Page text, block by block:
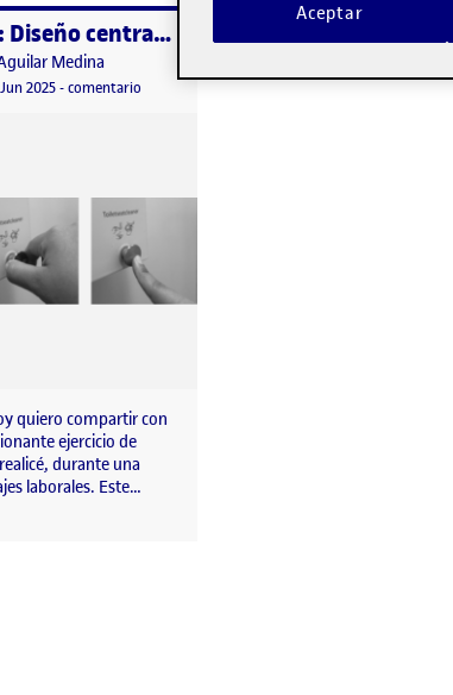
Reto 3: Diseño centrado el usuario – Los objetos cotidianos
por Medina
de publicación
20252 junio, 2025 5:44 pm
-comentario en Reto 3: Diseño centrado el usuario – Los
quiero compartir con
ejercicio de
durante una
laborales. Este…
Aceptar